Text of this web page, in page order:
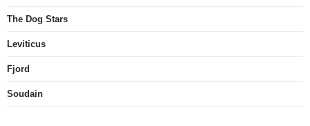
The Dog Stars
Leviticus
Fjord
Soudain